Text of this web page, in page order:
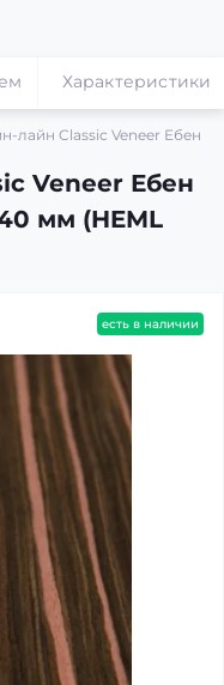
лайн Classic Veneer Ебен
Veneer Ебен
мм (HEML
Характеристики
есть в наличии